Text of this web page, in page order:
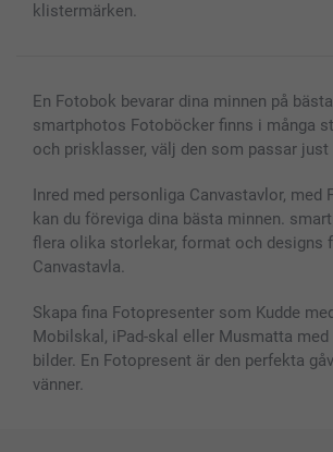
Alla fotoprodukter
klistermärken.
En Fotobok bevarar dina minnen på
smartphotos Fotoböcker finns i många
och prisklasser, välj den som passar just
Inred med personliga Canvastavlor, med
kan du föreviga dina bästa minnen.
flera olika storlekar, format och designs
Canvastavla.
Skapa fina Fotopresenter som Kudde
Mobilskal, iPad-skal eller Musmatta med
bilder. En Fotopresent är den perfekta
vänner.